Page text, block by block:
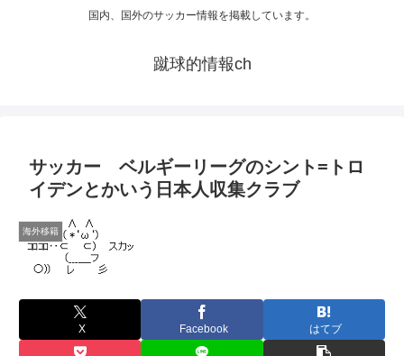
国内、国外のサッカー情報を掲載しています。
蹴球的情報ch
サッカー ベルギーリーグのシント=トロ
イデンとかいう日本人収集クラブ
海外移籍
X Facebook はてブ